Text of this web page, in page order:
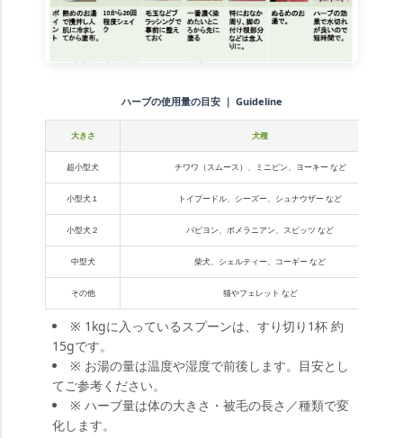
ハーブの使用量の目安 ｜ Guideline
大きさ 犬種
超小型犬 チワワ（スムース）、ミニピン、ヨーキー など
小型犬１ トイプードル、シーズー、シュナウザー など
小型犬２ パピヨン、ポメラニアン、スピッツ など
中型犬 柴犬、シェルティー、コーギー など
その他 猫やフェレット など
※ 1kgに入っているスプーンは、すり切り1杯 約
15gです。
※ お湯の量は温度や湿度で前後します。目安とし
てご参考ください。
※ ハーブ量は体の大きさ・被毛の長さ／種類で変
化します。